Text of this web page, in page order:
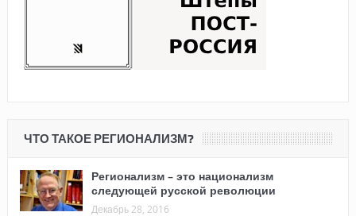
ЧТО ТАКОЕ РЕГИОНАЛИЗМ?
Регионализм – это национализм
следующей русской революции
Декабрь 28, 2016